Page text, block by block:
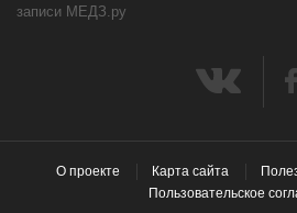
записи МЕДЗ.ру
О проекте Карта сайта
Пользовательское